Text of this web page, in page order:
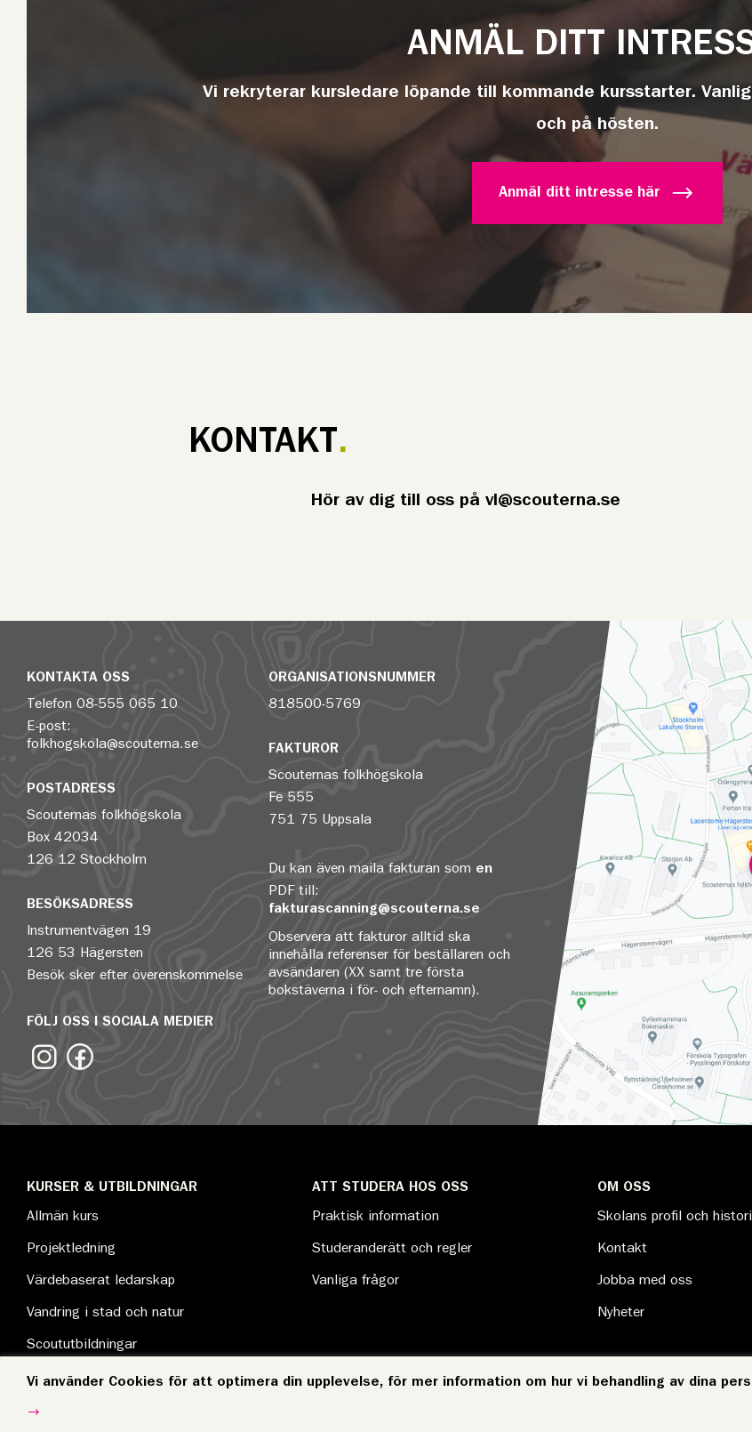
ANMÄL DITT
Vi rekryterar kursledare löpande till kommande kursstarter.
och på hösten.
Anmäl ditt intresse här
KONTAKT
Hör av dig till oss på vl@scouterna.se
KONTAKTA OSS
Telefon 08-555 065 10
E-post:
folkhogskola@scouterna.se
POSTADRESS
Scouternas folkhögskola
Box 42034
126 12 Stockholm
BESÖKSADRESS
Instrumentvägen 19
126 53 Hägersten
Besök sker efter överenskommelse
FÖLJ OSS I SOCIALA MEDIER
ORGANISATIONSNUMMER
818500-5769
FAKTUROR
Scouternas folkhögskola
Fe 555
751 75 Uppsala
Du kan även maila fakturan som en
PDF till:
fakturascanning@scouterna.se
Observera att fakturor alltid ska
innehålla referenser för beställaren och
avsändaren (XX samt tre första
bokstäverna i för- och efternamn).
KURSER & UTBILDNINGAR
Allmän kurs
Projektledning
Värdebaserat ledarskap
Vandring i stad och natur
Scoututbildningar
Kurskatalogen
ATT STUDERA HOS OSS
Praktisk information
Studeranderätt och regler
Vanliga frågor
OM OSS
Skolans profil och
Kontakt
Jobba med oss
Nyheter
Vi använder Cookies för att optimera din upplevelse, för mer information om hur vi behandling av dina